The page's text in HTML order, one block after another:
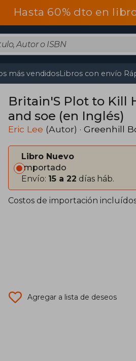
Hasta 60% dto en
más vendidosLibros con envío
Britain'S Plot to Kill
and soe (en Inglés)
Eric Lee (Autor) · Greenhill
Libro Nuevo
Importado
Envío: 15 a 22 días háb.
Costos de importación
Agregar a lista de deseos